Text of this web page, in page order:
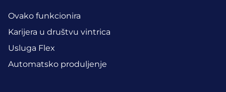
Ovako funkcionira
Karijera u društvu vintrica
Usluga Flex
Automatsko produljenje